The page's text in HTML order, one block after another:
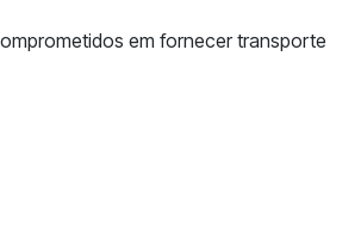
em fornecer transporte